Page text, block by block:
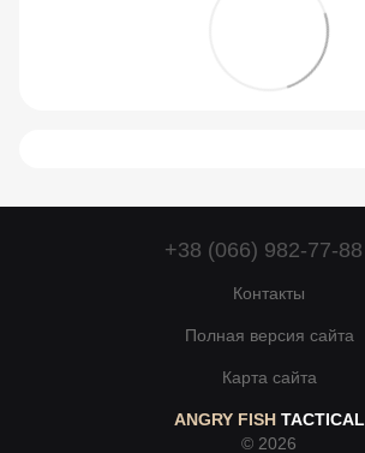
+38 (066) 982-77-88
Контакты
Полная версия сайта
Карта сайта
ANGRY FISH TACTICAL
© 2026